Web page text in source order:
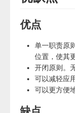
优点
单一职责原
位置，使其
开闭原则。
可以减轻应
可以更方便
缺点